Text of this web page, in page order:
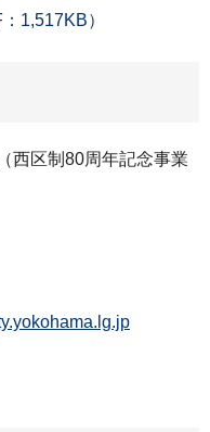
1,517KB）
西区制80周年記念事業